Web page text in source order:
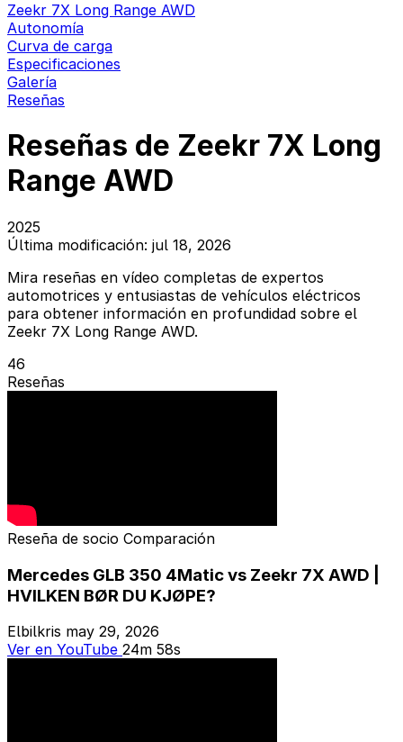
Zeekr 7X Long Range AWD
Autonomía
Curva de carga
Especificaciones
Galería
Reseñas
Reseñas de Zeekr 7X Long
Range AWD
2025
Última modificación: jul 18, 2026
Mira reseñas en vídeo completas de expertos
automotrices y entusiastas de vehículos eléctricos
para obtener información en profundidad sobre el
Zeekr 7X Long Range AWD.
46
Reseñas
Reseña de socio Comparación
Mercedes GLB 350 4Matic vs Zeekr 7X AWD |
HVILKEN BØR DU KJØPE?
Elbilkris may 29, 2026
Ver en YouTube 24m 58s